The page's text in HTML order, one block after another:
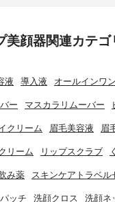
美顔器関連カテ
液 導入液 オールインワ
ー マスカラリムーバー
クリーム 眉毛美容液 眉
リーム リップスクラブ
み薬 スキンケアトラベル
ッチ 洗顔クロス 洗顔ネ